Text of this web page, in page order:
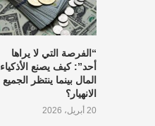
“الفرصة التي لا يراها
أحد”: كيف يصنع الأذكياء
المال بينما ينتظر الجميع
الانهيار؟
20 أبريل، 2026